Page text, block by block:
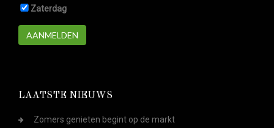
Zaterdag
AANMELDEN
LAATSTE NIEUWS
Zomers genieten begint op de markt